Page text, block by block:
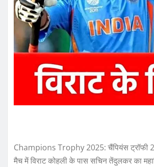
Champions Trophy 2025: चैंपियंस ट्रॉफी
मैच में विराट कोहली के पास सचिन तेंदुलकर का